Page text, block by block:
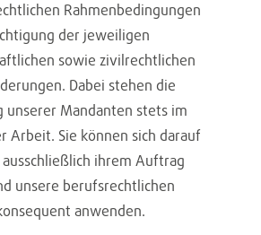
Rahmenbedingungen
der jeweiligen
sowie zivilrechtlichen
Dabei stehen die
unserer Mandanten stets im
Arbeit. Sie können sich darauf
ihrem Auftrag
unsere berufsrechtlichen
anwenden.